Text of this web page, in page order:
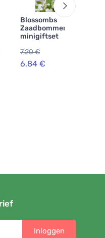
Blossombs
Zaadbommen -
minigiftset
7,20 €
6,84 €
Inloggen